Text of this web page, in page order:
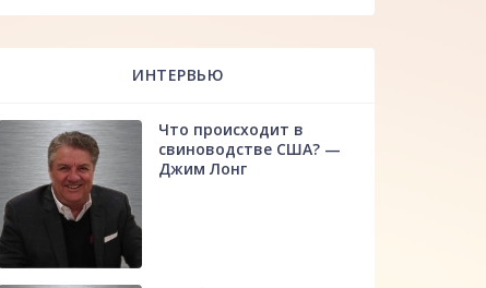
ИНТЕРВЬЮ
Что происходит в
свиноводстве США? —
Джим Лонг